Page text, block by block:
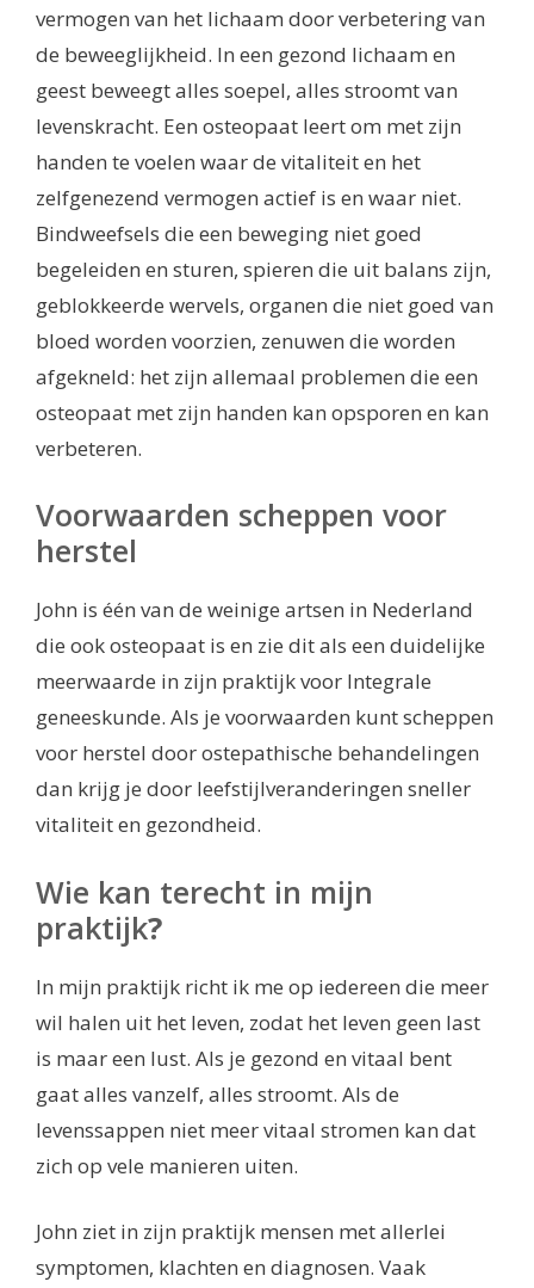
vermogen van het lichaam door verbetering van
de beweeglijkheid. In een gezond lichaam en
geest beweegt alles soepel, alles stroomt van
levenskracht. Een osteopaat leert om met zijn
handen te voelen waar de vitaliteit en het
zelfgenezend vermogen actief is en waar niet.
Bindweefsels die een beweging niet goed
begeleiden en sturen, spieren die uit balans zijn,
geblokkeerde wervels, organen die niet goed van
bloed worden voorzien, zenuwen die worden
afgekneld: het zijn allemaal problemen die een
osteopaat met zijn handen kan opsporen en kan
verbeteren.
Voorwaarden scheppen voor
herstel
John is één van de weinige artsen in Nederland
die ook osteopaat is en zie dit als een duidelijke
meerwaarde in zijn praktijk voor Integrale
geneeskunde. Als je voorwaarden kunt scheppen
voor herstel door ostepathische behandelingen
dan krijg je door leefstijlveranderingen sneller
vitaliteit en gezondheid.
Wie kan terecht in mijn
praktijk?
In mijn praktijk richt ik me op iedereen die meer
wil halen uit het leven, zodat het leven geen last
is maar een lust. Als je gezond en vitaal bent
gaat alles vanzelf, alles stroomt. Als de
levenssappen niet meer vitaal stromen kan dat
zich op vele manieren uiten.
John ziet in zijn praktijk mensen met allerlei
symptomen, klachten en diagnosen. Vaak